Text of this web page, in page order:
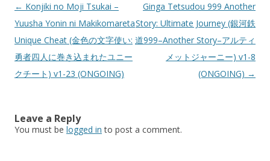
Post
navigation
← Konjiki no Moji Tsukai –
Yuusha Yonin ni Makikomareta
Unique Cheat (金色の文字使い:
勇者四人に巻き込まれたユニー
クチート) v1-23 (ONGOING)
Ginga Tetsudou 999 Another
Story: Ultimate Journey (銀河鉄
道999–Another Story–アルティ
メットジャーニー) v1-8
(ONGOING) →
Leave a Reply
You must be logged in to post a comment.